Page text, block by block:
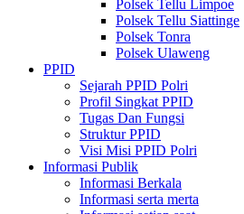
Polsek Tellu Limpoe
Polsek Tellu Siattinge
Polsek Tonra
Polsek Ulaweng
PPID
Sejarah PPID Polri
Profil Singkat PPID
Tugas Dan Fungsi
Struktur PPID
Visi Misi PPID Polri
Informasi Publik
Informasi Berkala
Informasi serta merta